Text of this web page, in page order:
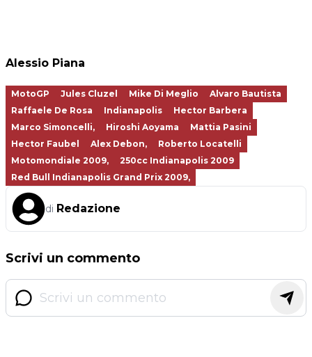
Alessio Piana
MotoGP Jules Cluzel Mike Di Meglio
Alvaro Bautista
Raffaele De Rosa
Indianapolis
Hector Barbera
Marco Simoncelli,
Hiroshi Aoyama
Mattia Pasini
Hector Faubel
Alex Debon,
Roberto Locatelli
Motomondiale 2009,
250cc Indianapolis 2009
Red Bull Indianapolis Grand Prix 2009,
di Redazione
Scrivi un commento